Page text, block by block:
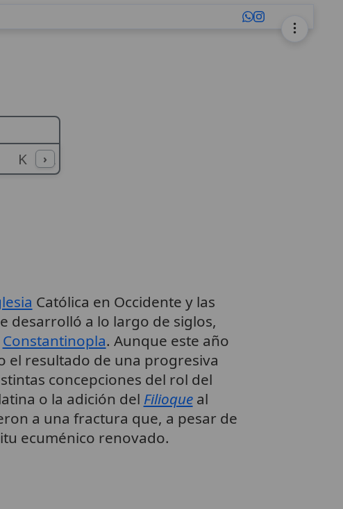
K L
›
Católica en Occidente y las
desarrolló a lo largo de siglos,
Constantinopla. Aunque este año
el resultado de una progresiva
concepciones del rol del
o la adición del Filioqueal
a una fractura que, a pesar de
ecuménico renovado.